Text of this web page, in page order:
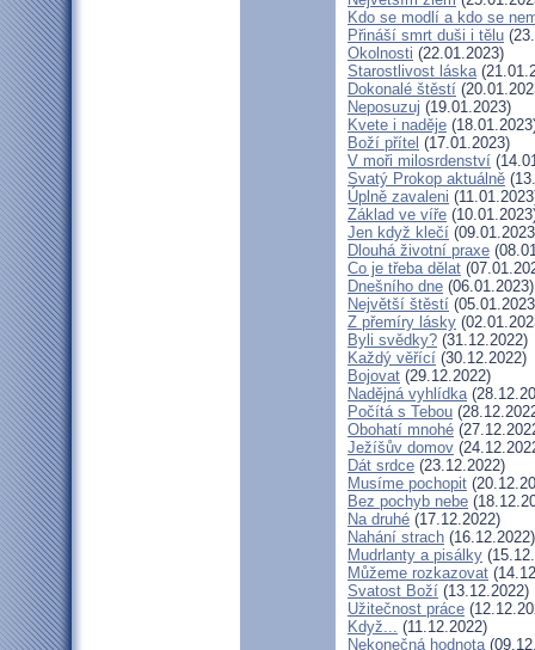
Kdo se modlí a kdo se
Přináší smrt duši i tělu
Okolnosti (22.01.2023)
Starostlivost láska
Dokonalé štěstí
Neposuzuj (19.01.2023)
Kvete i naděje
Boží přítel (17.01.2023)
V moři milosrdenství
Svatý Prokop aktuálně
Úplně zavaleni
Základ ve víře
Jen když klečí
Dlouhá životní praxe
Co je třeba dělat
Dnešního dne (06.01.2023)
Největší štěstí
Z přemíry lásky
Byli svědky? (31.12.2022)
Každý věřící (30.12.2022)
Bojovat (29.12.2022)
Nadějná vyhlídka
Počítá s Tebou
Obohatí mnohé
Ježíšův domov
Dát srdce (23.12.2022)
Musíme pochopit
Bez pochyb nebe
Na druhé (17.12.2022)
Nahání strach (16.12.2022)
Mudrlanty a pisálky
Můžeme rozkazovat
Svatost Boží (13.12.2022)
Užitečnost práce
Když... (11.12.2022)
Nekonečná hodnota